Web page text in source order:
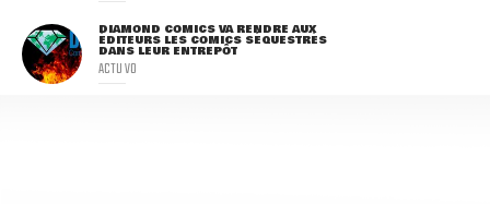
DIAMOND COMICS VA RENDRE AUX
ÉDITEURS LES COMICS SÉQUESTRÉS
DANS LEUR ENTREPÔT
ACTU VO